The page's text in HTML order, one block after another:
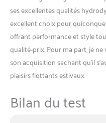
ses excellentes qualités
excellent choix pour
offrant performance et style
qualité-prix. Pour ma part, je
son acquisition sachant qu’il
plaisirs flottants estivaux.
Bilan du test